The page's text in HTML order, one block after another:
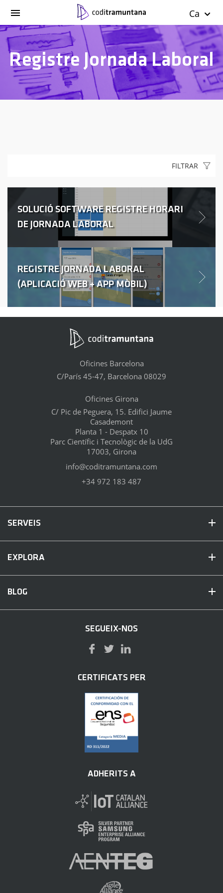
Ca
Registre Jornada Laboral
FILTRAR
SOLUCIÓ SOFTWARE REGISTRE HORARI
DE JORNADA LABORAL
REGISTRE JORNADA LABORAL
(APLICACIÓ WEB + APP MÒBIL)
Oficines Barcelona
C/París 45-47, Barcelona 08029
Oficines Girona
C/ Pic de Peguera, 15. Edifici Jaume
Casademont
Planta 1 - Despatx 10
Parc Científic i Tecnològic de la UdG
17003, Girona
info@coditramuntana.com
+34 972 183 487
SERVEIS
EXPLORA
BLOG
SEGUEIX-NOS
CERTIFICATS PER
ADHERITS A